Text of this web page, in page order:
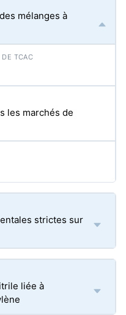
mélanges à
les marchés de
strictes sur
liée à